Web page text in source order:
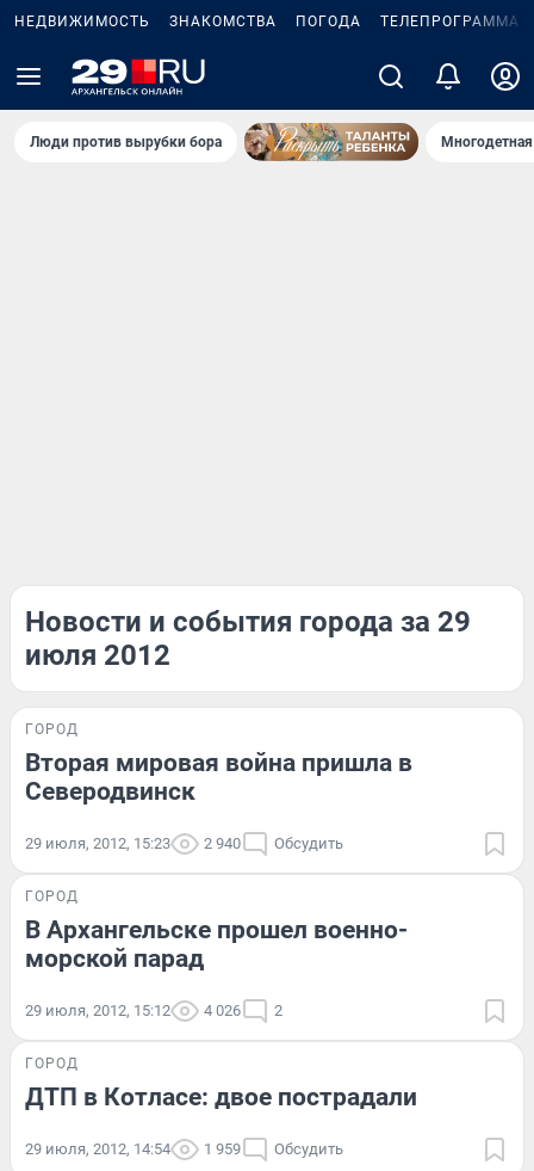
НЕДВИЖИМОСТЬ ЗНАКОМСТВА ПОГОДА ТЕЛЕПРОГРАММА
Люди против вырубки бора
Новости и события города за 29
июля 2012
ГОРОД
Вторая мировая война пришла в
Северодвинск
29 июля, 2012, 15:23 2 940 Обсудить
ГОРОД
В Архангельске прошел военно-
морской парад
29 июля, 2012, 15:12 4 026 2
ГОРОД
ДТП в Котласе: двое пострадали
29 июля, 2012, 14:54 1 959 Обсудить